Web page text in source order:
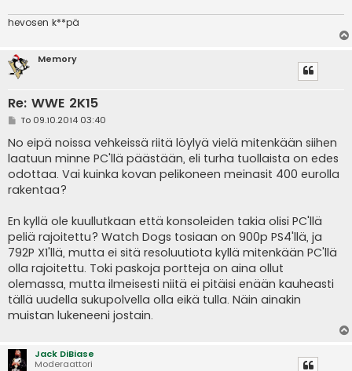
hevosen k**pä
Memory
Re: WWE 2K15
V
e
s
t
i
To 09.10.2014 03:40
No eipä noissa vehkeissä riitä löylyä vielä mitenkään siihen
laatuun minne PC'llä päästään, eli turha tuollaista on edes
odottaa. Vai kuinka kovan pelikoneen meinasit 400 eurolla
rakentaa?
En kyllä ole kuullutkaan että konsoleiden takia olisi PC'llä
peliä rajoitettu? Watch Dogs tosiaan on 900p PS4'llä, ja
792P X1'llä, mutta ei sitä resoluutiota kyllä mitenkään PC'llä
olla rajoitettu. Toki paskoja portteja on aina ollut
olemassa, mutta ilmeisesti niitä ei pitäisi enään kauheasti
tällä uudella sukupolvella olla eikä tulla. Näin ainakin
muistan lukeneeni jostain.
Jack DiBiase
Moderaattori